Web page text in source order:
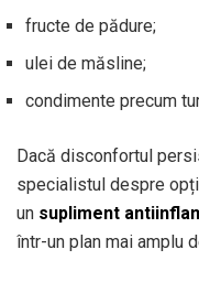
fructe de pădure;
ulei de măsline;
condimente precum
Dacă disconfortul
specialistul despre
un supliment
într-un plan mai amplu